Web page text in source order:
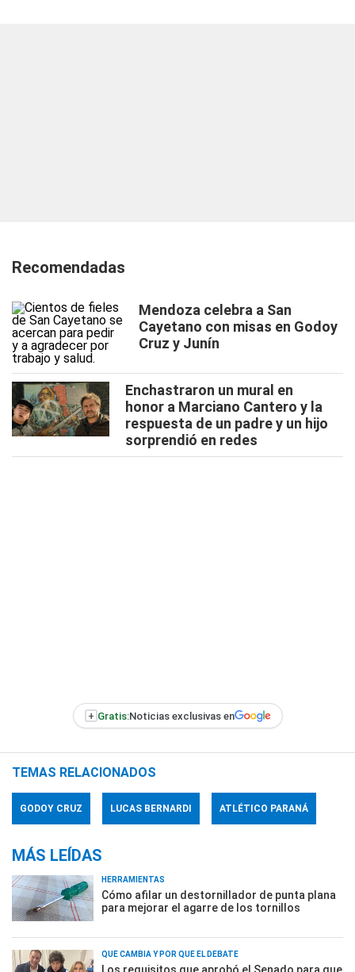
Recomendadas
Mendoza celebra a San
Cayetano con misas en Godoy
Cruz y Junín
Enchastraron un mural en
honor a Marciano Cantero y la
respuesta de un padre y un hijo
sorprendió en redes
+ Gratis:Noticias exclusivas en
TEMAS RELACIONADOS
GODOY CRUZ LUCAS BERNARDI ATLÉTICO PARANÁ
MÁS LEÍDAS
HERRAMIENTAS
Cómo afilar un destornillador de punta plana
para mejorar el agarre de los tornillos
QUÉ CAMBIA Y POR QUÉ EL DEBATE